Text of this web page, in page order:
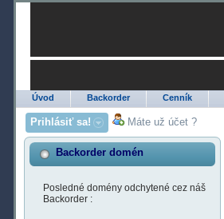
Úvod Backorder Cenník
Prihlásiť sa! Máte už účet ?
Backorder domén
Posledné domény odchytené cez náš
Backorder :